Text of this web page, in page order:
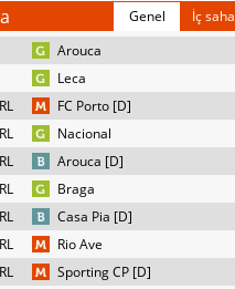
Genel İç saha
Arouca
Leca
FC Porto [D]
Nacional
Arouca [D]
Braga
Casa Pia [D]
Rio Ave
Sporting CP [D]